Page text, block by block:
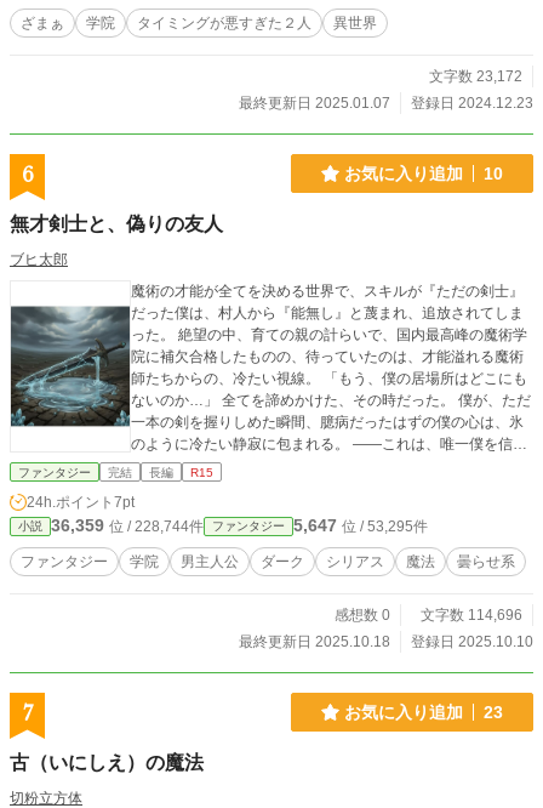
ざまぁ 学院 タイミングが悪すぎた２人 異世界
文字数 23,172
最終更新日 2025.01.07
登録日 2024.12.23
6 お気に入り追加 10
無才剣士と、偽りの友人
ブヒ太郎
魔術の才能が全てを決める世界で、スキルが『ただの剣士』
だった僕は、村人から『能無し』と蔑まれ、追放されてしま
った。 絶望の中、育ての親の計らいで、国内最高峰の魔術学
院に補欠合格したものの、待っていたのは、才能溢れる魔術
師たちからの、冷たい視線。 「もう、僕の居場所はどこにも
ないのか…」 全てを諦めかけた、その時だった。 僕が、ただ
一本の剣を握りしめた瞬間、臆病だったはずの僕の心は、氷
のように冷たい静寂に包まれる。 ――これは、唯一僕を信じ
てくれた友人の期待に応えるため、この理不尽な世界で、必
ファンタジー 完結 長編 R15
24h.ポイント 7pt
小説 36,359 位 / 228,744件 ファンタジー 5,647 位 / 53,295件
ファンタジー 学院 男主人公 ダーク シリアス 魔法 曇らせ系
感想数 0
文字数 114,696
最終更新日 2025.10.18
登録日 2025.10.10
7 お気に入り追加 23
古（いにしえ）の魔法
切粉立方体